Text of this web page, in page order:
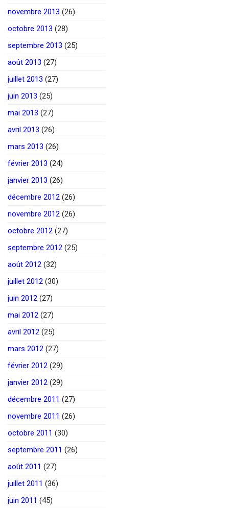
novembre 2013 (26)
octobre 2013 (28)
septembre 2013 (25)
août 2013 (27)
juillet 2013 (27)
juin 2013 (25)
mai 2013 (27)
avril 2013 (26)
mars 2013 (26)
février 2013 (24)
janvier 2013 (26)
décembre 2012 (26)
novembre 2012 (26)
octobre 2012 (27)
septembre 2012 (25)
août 2012 (32)
juillet 2012 (30)
juin 2012 (27)
mai 2012 (27)
avril 2012 (25)
mars 2012 (27)
février 2012 (29)
janvier 2012 (29)
décembre 2011 (27)
novembre 2011 (26)
octobre 2011 (30)
septembre 2011 (26)
août 2011 (27)
juillet 2011 (36)
juin 2011 (45)